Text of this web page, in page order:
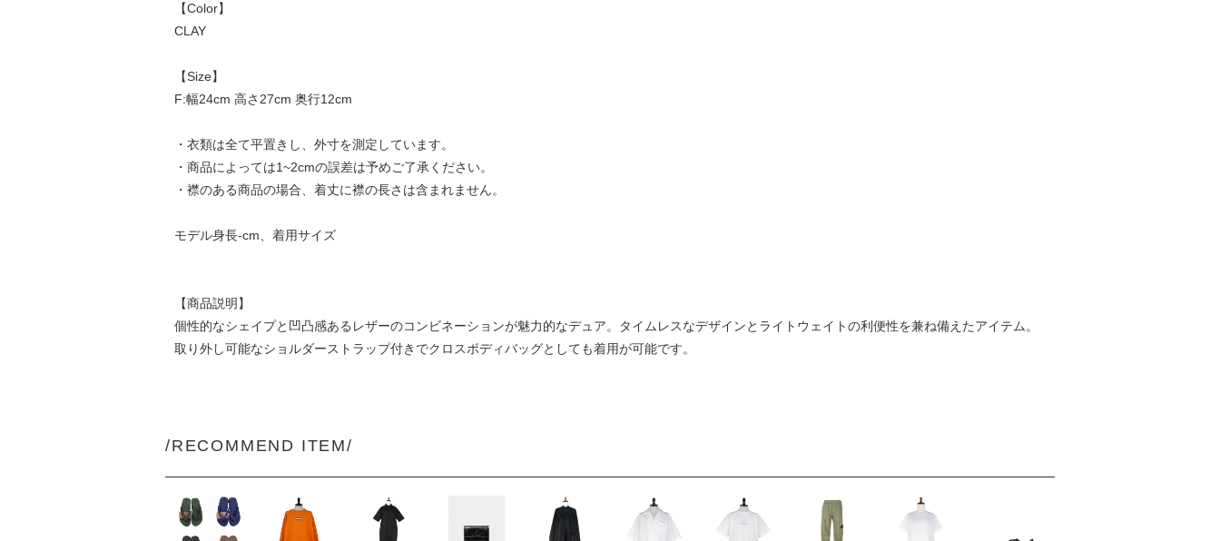
【Color】
CLAY
【Size】
F:幅24cm 高さ27cm 奥行12cm
・衣類は全て平置きし、外寸を測定しています。
・商品によっては1~2cmの誤差は予めご了承ください。
・襟のある商品の場合、着丈に襟の長さは含まれません。
モデル身長-cm、着用サイズ
【商品説明】
個性的なシェイプと凹凸感あるレザーのコンビネーションが魅力的なデュア。タイムレスなデザインとライトウェイトの利便性を兼ね備えたアイテム。
取り外し可能なショルダーストラップ付きでクロスボディバッグとしても着用が可能です。
/RECOMMEND ITEM/